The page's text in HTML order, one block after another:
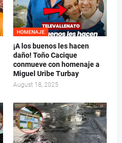
HOMENAJE
¡A los buenos les hacen
daño! Toño Cacique
conmueve con homenaje a
Miguel Uribe Turbay
August 18, 2025